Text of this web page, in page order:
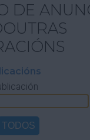
CIDADÁN
UTILIDADES
AXUDA
DE